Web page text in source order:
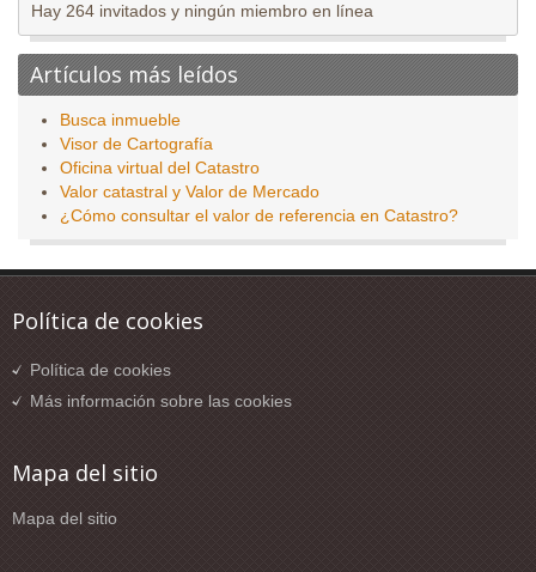
Hay 264 invitados y ningún miembro en línea
Artículos más leídos
Busca inmueble
Visor de Cartografía
Oficina virtual del Catastro
Valor catastral y Valor de Mercado
¿Cómo consultar el valor de referencia en Catastro?
Política de cookies
Política de cookies
Más información sobre las cookies
Mapa del sitio
Mapa del sitio